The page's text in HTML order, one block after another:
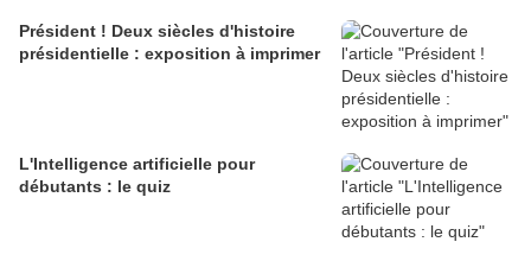
Président ! Deux siècles d'histoire
présidentielle : exposition à imprimer
L'Intelligence artificielle pour
débutants : le quiz